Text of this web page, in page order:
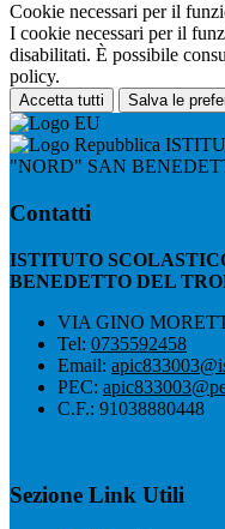
Cookie necessari per il
I cookie necessari per il
disabilitati. È possibile
policy.
Accetta tutti Salva le
"NORD" SAN
Contatti
ISTITUTO
BENEDETTO DEL
VIA GINO
Tel: 0735592458
Email:
PEC:
C.F.: 91038880448
Sezione Link Utili